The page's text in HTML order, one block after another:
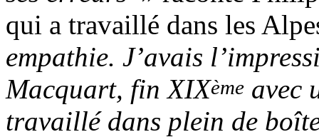
qui a travaillé dans les
empathie. J’avais
Macquart, fin XIXème avec
travaillé dans plein de